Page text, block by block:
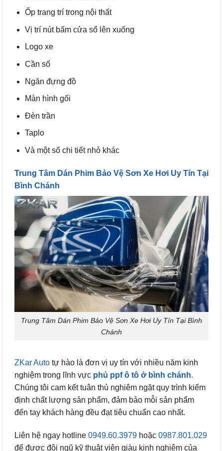
Ốp trang trí trong nội thất
Vị trí nút bấm cửa sổ lên xuống
Logo xe
Cần số
Ngăn đựng đồ
Màn hình gối
Đèn trần
Taplo
Và một số chi tiết nhỏ khác
Trung Tâm Dán Phim Bảo Vệ Sơn Xe Hơi Uy Tín Tại
Bình Chánh
Trung Tâm Dán Phim Bảo Vệ Sơn Xe Hơi Uy Tín Tại Bình
Chánh
ZKar Auto tự hào là đơn vị uy tín với nhiều năm kinh
nghiệm trong lĩnh vực phủ ppf ô tô ở bình chánh.
Chúng tôi cam kết tuân thủ nghiêm ngặt quy trình kiểm
định chất lượng sản phẩm, đảm bảo mỗi sản phẩm
đến tay khách hàng đều đạt tiêu chuẩn cao nhất.
Liên hệ ngay hotline 0949.60.3979 hoặc 0987.801.029
để được đội ngũ kỹ thuật viên giàu kinh nghiệm của